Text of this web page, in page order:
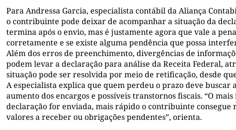
Para Andressa Garcia, especialista contábil da Aliança
o contribuinte pode deixar de acompanhar a situação da
termina após o envio, mas é justamente agora que vale a
corretamente e se existe alguma pendência que possa
Além dos erros de preenchimento, divergências de
podem levar a declaração para análise da Receita Federal,
situação pode ser resolvida por meio de retificação, desde
A especialista explica que quem perdeu o prazo deve
aumento dos encargos e possíveis transtornos fiscais. “O
declaração for enviada, mais rápido o contribuinte consegue
valores a receber ou obrigações pendentes”, orienta.